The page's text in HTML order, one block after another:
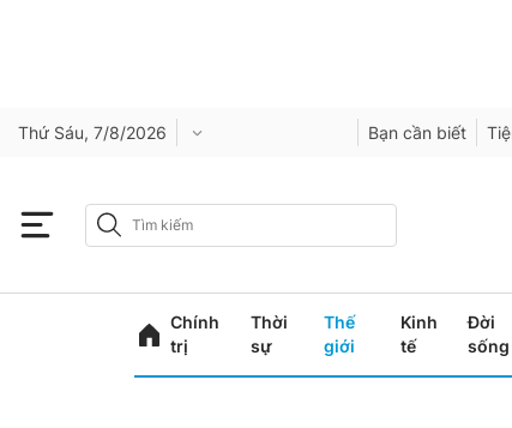
Thứ Sáu, 7/8/2026 Bạn cần biết
Chính
trị
Thời
sự
Thế
giới
Kinh
tế
Đời
sống